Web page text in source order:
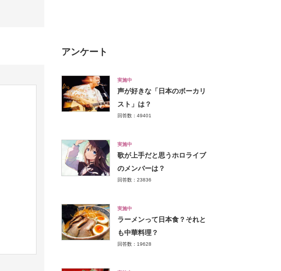
アンケート
実施中
声が好きな「日本のボーカリ
スト」は？
回答数：49401
実施中
歌が上手だと思うホロライブ
のメンバーは？
回答数：23836
実施中
ラーメンって日本食？それと
も中華料理？
回答数：19628